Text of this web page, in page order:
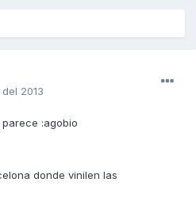
2013
:agobio
donde vinilen las